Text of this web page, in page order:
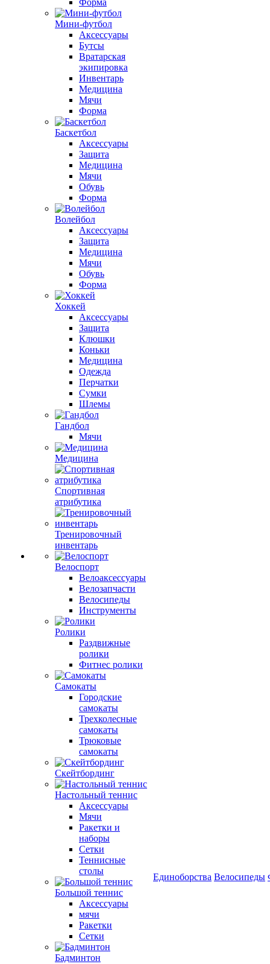
Форма
Мини-футбол
Аксессуары
Бутсы
Вратарская
экипировка
Инвентарь
Медицина
Мячи
Форма
Баскетбол
Аксессуары
Защита
Медицина
Мячи
Обувь
Форма
Волейбол
Аксессуары
Защита
Медицина
Мячи
Обувь
Форма
Хоккей
Аксессуары
Защита
Клюшки
Коньки
Медицина
Одежда
Перчатки
Сумки
Шлемы
Гандбол
Мячи
Медицина
Спортивная
атрибутика
Тренировочный
инвентарь
Велоспорт
Велоаксессуары
Велозапчасти
Велосипеды
Инструменты
Ролики
Раздвижные
ролики
Фитнес ролики
Самокаты
Городские
самокаты
Трехколесные
самокаты
Трюковые
самокаты
Скейтбординг
Настольный теннис
Аксессуары
Мячи
Ракетки и
наборы
Сетки
Теннисные
столы
Большой теннис
Аксессуары
мячи
Ракетки
Сетки
Бадминтон
Единоборства Велосипеды